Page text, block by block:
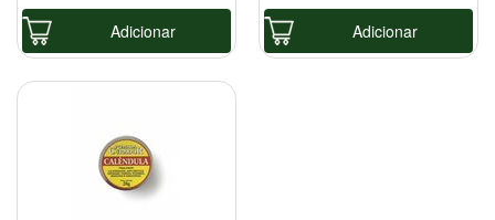
Adicionar
Adicionar